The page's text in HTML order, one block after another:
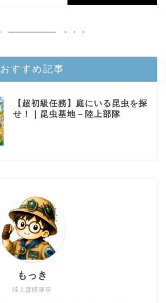
おすすめ記事
【超初級任務】庭にいる昆虫を探
せ！｜昆虫基地－陸上部隊
陸上部隊隊長
もっき